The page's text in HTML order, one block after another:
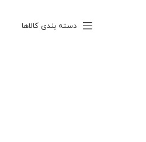
دسته بندی کالاها